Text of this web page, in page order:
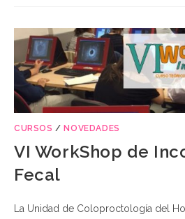
CURSOS /NOVEDADES
VI WorkShop de
Fecal
La Unidad de Coloproctología del